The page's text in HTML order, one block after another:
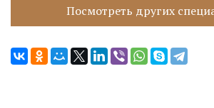
Посмотреть других